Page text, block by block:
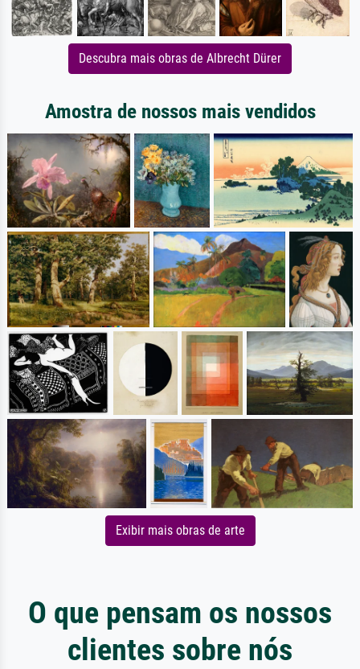
Descubra mais obras de Albrecht Dürer
Amostra de nossos mais vendidos
Exibir mais obras de arte
O que pensam os nossos
clientes sobre nós